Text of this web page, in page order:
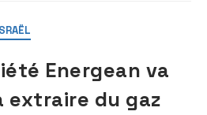
Energean va
extraire du gaz